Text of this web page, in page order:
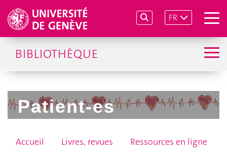
FR
BIBLIOTHÈQUE
Patient-es
Accueil Livres, revues
Ressources en ligne